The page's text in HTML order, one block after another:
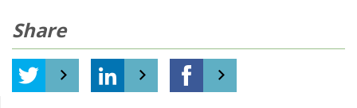
Share